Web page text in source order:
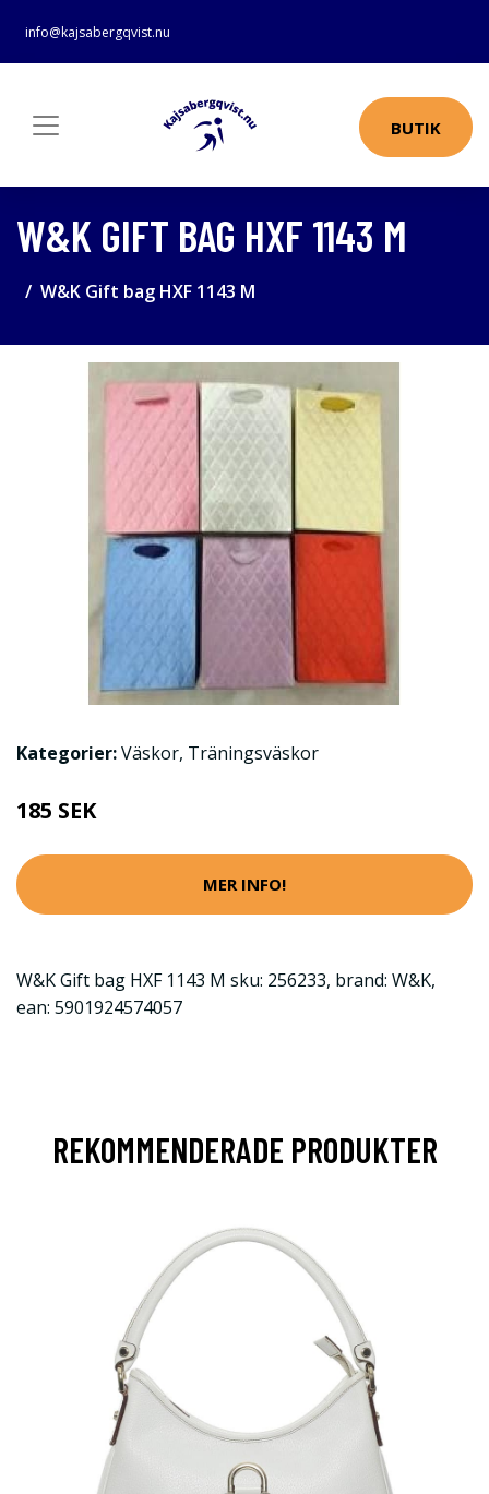
info@kajsabergqvist.nu
BUTIK
W&K GIFT BAG HXF 1143 M
W&K Gift bag HXF 1143 M
Kategorier:Väskor, Träningsväskor
185 SEK
MER INFO!
W&K Gift bag HXF 1143 M sku: 256233, brand: W&K,
ean: 5901924574057
REKOMMENDERADE PRODUKTER